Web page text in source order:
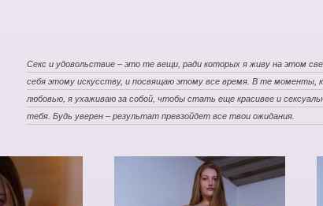
Секс и удовольствие – это те вещи, ради которых я живу на этом
себя этому искусству, и посвящаю этому все время. В те моменты,
любовью, я ухаживаю за собой, чтобы стать еще красивее и
тебя. Будь уверен – результат превзойдет все твои ожидания.